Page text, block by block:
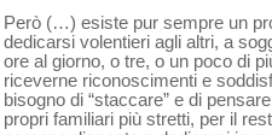
Però (…) esiste pur sempre un
dedicarsi volentieri agli altri, a
ore al gior­no, o tre, o un poco di
riceverne riconoscimenti e
bisogno di “staccare” e di
propri familiari più stretti, per il